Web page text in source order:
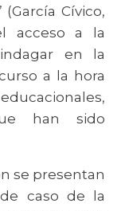
Cívico,
acceso a la
en la
a la hora
han sido
se presentan
caso de la